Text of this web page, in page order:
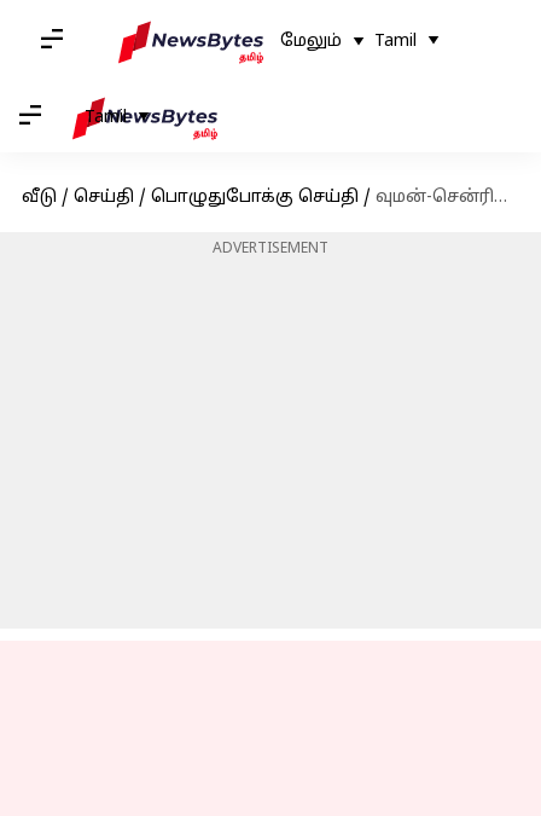
மேலும் Tamil
Tamil
வீடு / செய்தி / பொழுதுபோக்கு செய்தி / வுமன்-சென்ரிக் திரைப்படத்தில் நடிக்கிறார் சாய் பல்லவி: அறிக்கை
ADVERTISEMENT